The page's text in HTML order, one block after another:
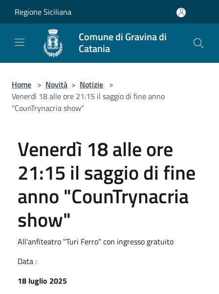
Regione Siciliana
Comune di Gravina di
Catania
Home > Novità > Notizie >
Venerdì 18 alle ore 21:15 il saggio di fine anno
"CounTrynacria show"
Venerdì 18 alle ore
21:15 il saggio di fine
anno "CounTrynacria
show"
All'anfiteatro "Turi Ferro" con ingresso gratuito
Data :
18 luglio 2025